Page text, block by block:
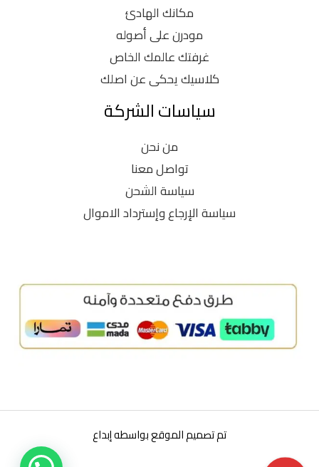
مكانك الهادئ
مودرن على أصوله
غرفتك عالمك الخاص
كلاسيك يحكى عن اصلك
سياسات الشركة
من نحن
تواصل معنا
سياسة الشحن
سياسة الإرجاع وإسترداد الاموال
تم تصميم الموقع بواسطه إبداع